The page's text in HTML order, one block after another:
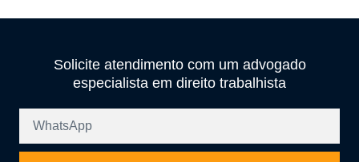
Solicite atendimento com um advogado
especialista em direito trabalhista